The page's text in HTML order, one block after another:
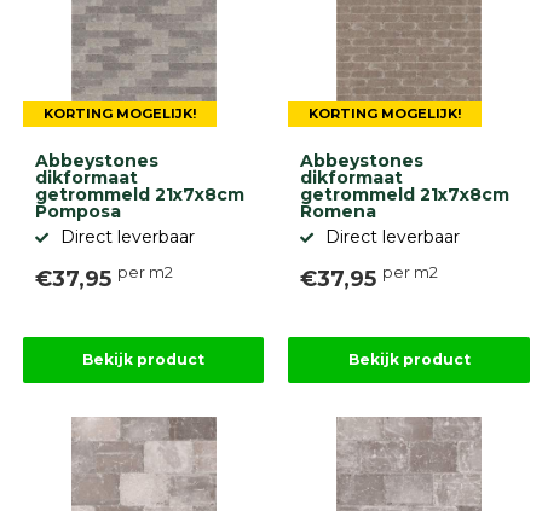
KORTING MOGELIJK!
Abbeystones
dikformaat
getrommeld 21x7x8cm
Pomposa
Direct leverbaar
€37,95 per m2
Bekijk product
KORTING MOGELIJK!
Abbeystones
dikformaat
getrommeld 21x7x8cm
Romena
Direct leverbaar
€37,95 per m2
Bekijk product